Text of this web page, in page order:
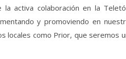
activa colaboración en la
y promoviendo en
locales como Prior, que seremos